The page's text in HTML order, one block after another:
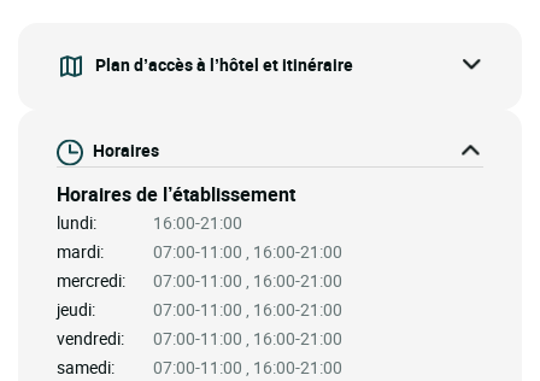
Plan d’accès à l’hôtel et itinéraire
Horaires
Horaires de l’établissement
lundi:
16:00-21:00
mardi:
07:00-11:00 , 16:00-21:00
mercredi:
07:00-11:00 , 16:00-21:00
jeudi:
07:00-11:00 , 16:00-21:00
vendredi:
07:00-11:00 , 16:00-21:00
samedi:
07:00-11:00 , 16:00-21:00